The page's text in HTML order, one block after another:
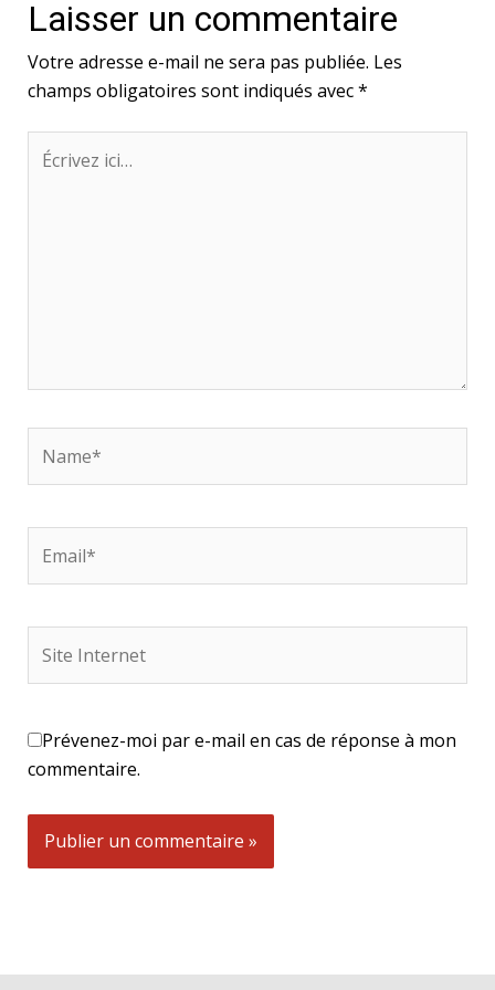
Laisser un commentaire
Votre adresse e-mail ne sera pas publiée. Les
champs obligatoires sont indiqués avec*
Écrivez
ici…
Internet
Prévenez-moi par e-mail en cas de réponse à mon
commentaire.